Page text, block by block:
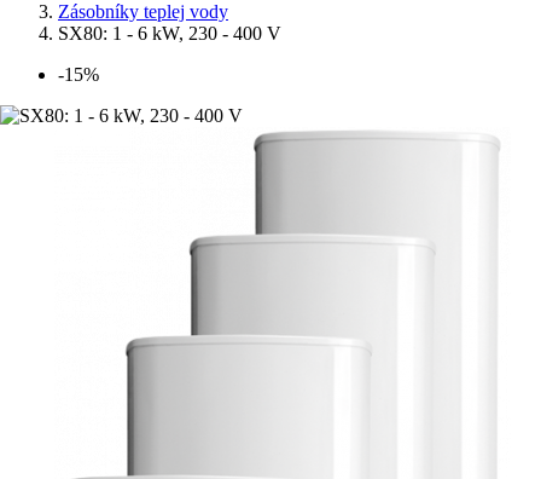
Zásobníky teplej vody
SX80: 1 - 6 kW, 230 - 400 V
-15%